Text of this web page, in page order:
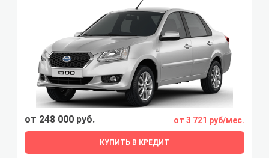
от 248 000 руб. от 3 721 руб/мес.
КУПИТЬ В КРЕДИТ